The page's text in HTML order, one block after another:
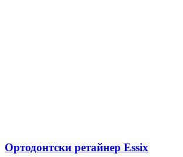
Ортодонтски ретайнер Essix